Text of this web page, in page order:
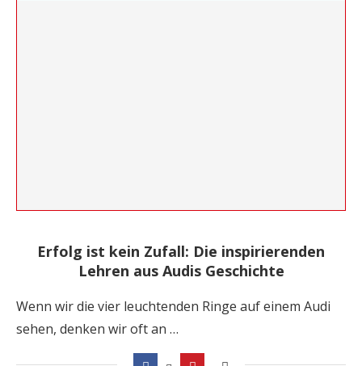
Erfolg ist kein Zufall: Die inspirierenden
Lehren aus Audis Geschichte
Wenn wir die vier leuchtenden Ringe auf einem Audi
sehen, denken wir oft an …